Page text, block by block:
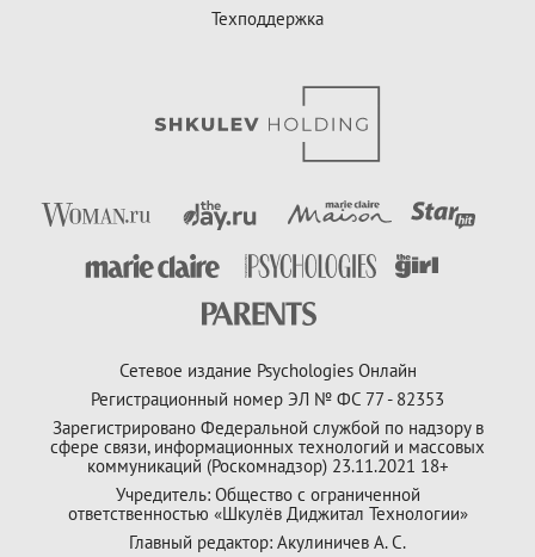
Техподдержка
Сетевое издание Psychologies Онлайн
Регистрационный номер ЭЛ № ФС 77 - 82353
Зарегистрировано Федеральной службой по надзору в
сфере связи, информационных технологий и массовых
коммуникаций (Роскомнадзор) 23.11.2021 18+
Учредитель: Общество с ограниченной
ответственностью «Шкулёв Диджитал Технологии»
Главный редактор: Акулиничев А. С.